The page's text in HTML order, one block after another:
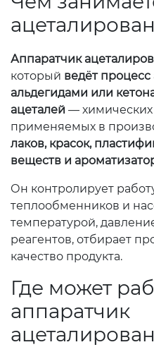
Аппаратчик
который ведёт
альдегидами или
ацеталей —
применяемых в
лаков, красок,
веществ и
Он контролирует
теплообменников и
температурой,
реагентов, отбирает
качество продукта.
Где может
аппаратчик